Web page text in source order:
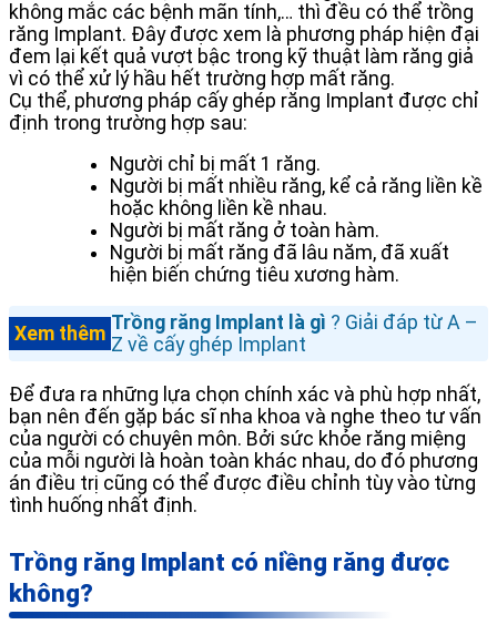
không mắc các bệnh mãn tính,… thì đều có thể trồng
răng Implant. Đây được xem là phương pháp hiện đại
đem lại kết quả vượt bậc trong kỹ thuật làm răng giả
vì có thể xử lý hầu hết trường hợp mất răng.
Cụ thể, phương pháp cấy ghép răng Implant được chỉ
định trong trường hợp sau:
Người chỉ bị mất 1 răng.
Người bị mất nhiều răng, kể cả răng liền kề
hoặc không liền kề nhau.
Người bị mất răng ở toàn hàm.
Người bị mất răng đã lâu năm, đã xuất
hiện biến chứng tiêu xương hàm.
Xem thêm Trồng răng Implant là gì ? Giải đáp từ A –
Z về cấy ghép Implant
Để đưa ra những lựa chọn chính xác và phù hợp nhất,
bạn nên đến gặp bác sĩ nha khoa và nghe theo tư vấn
của người có chuyên môn. Bởi sức khỏe răng miệng
của mỗi người là hoàn toàn khác nhau, do đó phương
án điều trị cũng có thể được điều chỉnh tùy vào từng
tình huống nhất định.
Trồng răng Implant có niềng răng được
không?